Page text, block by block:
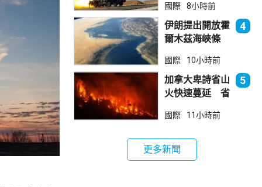
長促加快生產武
器
國際 8小時前
伊朗提出開放霍
爾木茲海峽條
賠償等
4
國際 10小時前
加拿大卑詩省山
火快速蔓延 省
狀態
5
國際 11小時前
更多新聞